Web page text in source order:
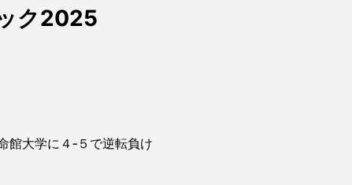
ク2025
大学に４‐５で逆転負け